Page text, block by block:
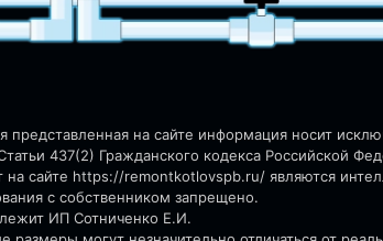
на сайте информация носит
437(2) Гражданского кодекса Российской
на сайте https://remontkotlovspb.ru/ являются
с собственником запрещено.
ИП Сотниченко Е.И.